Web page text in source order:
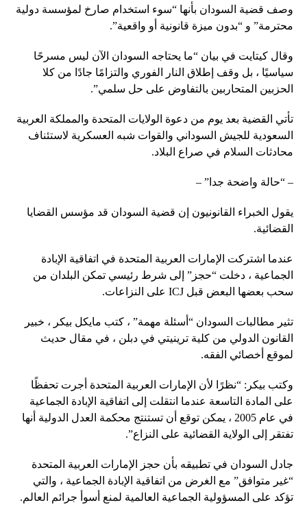
وصف قضية السودان بأنها “سوء استخدام صارخ لمؤسسة دولية
محترمة” و “بدون ميزة قانونية أو واقعية”.
وقال كيتايت في بيان “ما يحتاجه السودان الآن ليس مسرحًا
سياسيًا ، بل وقف إطلاق النار الفوري والتزامًا جادًا من كلا
الحزبين المتحاربين بالتفاوض على حل سلمي”.
تأتي القضية بعد يوم من دعوة الولايات المتحدة والمملكة العربية
السعودية للجيش السوداني والقوات شبه العسكرية لاستئناف
محادثات السلام في صراع البلاد.
– “حالة واضحة جدا” –
يقول الخبراء القانونيون إن قضية السودان قد مؤسس القضايا
القضائية.
عندما اشتركت الإمارات العربية المتحدة في اتفاقية الإبادة
الجماعية ، دخلت “حجز” إلى شرط رئيسي تمكن البلدان من
سحب بعضها البعض قبل ICJ على النزاعات.
تثير مطالبات السودان “أسئلة مهمة” ، كتب مايكل بيكر ، خبير
القانون الدولي من كلية ترينيتي في دبلن ، في مقال حديث
لموقع أخصائي الفقه.
وكتب بيكر: “نظرًا لأن الإمارات العربية المتحدة أجرت تحفظًا
على المادة التاسعة عندما انتقلت إلى اتفاقية الإبادة الجماعية
في عام 2005 ، يمكن توقع أن تستنتج محكمة العدل الدولية أنها
تفتقر إلى الولاية القضائية على النزاع”.
جادل السودان في تطبيقه بأن حجز الإمارات العربية المتحدة
“غير متوافق” مع الغرض من اتفاقية الإبادة الجماعية ، والتي
تؤكد على المسؤولية الجماعية العالمية لمنع أسوأ جرائم العالم.